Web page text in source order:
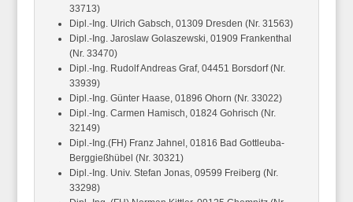
33713)
Dipl.-Ing. Ulrich Gabsch,01309 Dresden (Nr. 31563)
Dipl.-Ing. Jaroslaw Golaszewski,01909 Frankenthal
(Nr. 33470)
Dipl.-Ing. Rudolf Andreas Graf,04451 Borsdorf (Nr.
33939)
Dipl.-Ing. Günter Haase,01896 Ohorn (Nr. 33022)
Dipl.-Ing. Carmen Hamisch,01824 Gohrisch (Nr.
32149)
Dipl.-Ing.(FH) Franz Jahnel,01816 Bad Gottleuba-
Berggießhübel (Nr. 30321)
Dipl.-Ing. Univ. Stefan Jonas,09599 Freiberg (Nr.
33298)